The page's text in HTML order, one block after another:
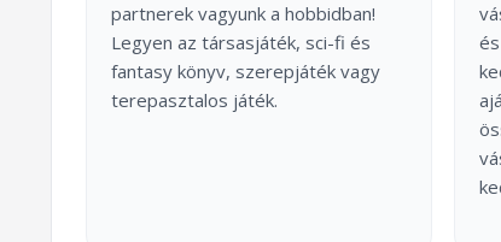
partnerek vagyunk a hobbidban!
Legyen az társasjáték, sci-fi és
fantasy könyv, szerepjáték vagy
terepasztalos játék.